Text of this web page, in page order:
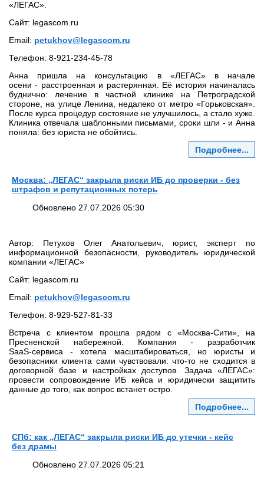
«ЛЕГАС».
Сайт: legascom.ru
Email: petukhov@legascom.ru
Телефон: 8‑921‑234‑45‑78
Анна пришла на консультацию в «ЛЕГАС» в начале
осени - расстроенная и растерянная. Её история начиналась
буднично: лечение в частной клинике на Петроградской
стороне, на улице Ленина, недалеко от метро «Горьковская».
После курса процедур состояние не улучшилось, а стало хуже.
Клиника отвечала шаблонными письмами, сроки шли - и Анна
поняла: без юриста не обойтись.
Подробнее...
Москва: „ЛЕГАС“ закрыла риски ИБ до проверки - без
штрафов и репутационных потерь
Обновлено 27.07.2026 05:30
Автор: Петухов Олег Анатольевич, юрист, эксперт по
информационной безопасности, руководитель юридической
компании «ЛЕГАС»
Сайт: legascom.ru
Email: petukhov@legascom.ru
Телефон: 8‑929‑527‑81‑33
Встреча с клиентом прошла рядом с «Москва‑Сити», на
Пресненской набережной. Компания - разработчик
SaaS‑сервиса - хотела масштабироваться, но юристы и
безопасники клиента сами чувствовали: что‑то не сходится в
договорной базе и настройках доступов. Задача «ЛЕГАС»:
провести сопровождение ИБ кейса и юридически защитить
данные до того, как вопрос встанет остро.
Подробнее...
СПб: как „ЛЕГАС“ закрыла риски ИБ до утечки - кейс
без драмы
Обновлено 27.07.2026 05:21